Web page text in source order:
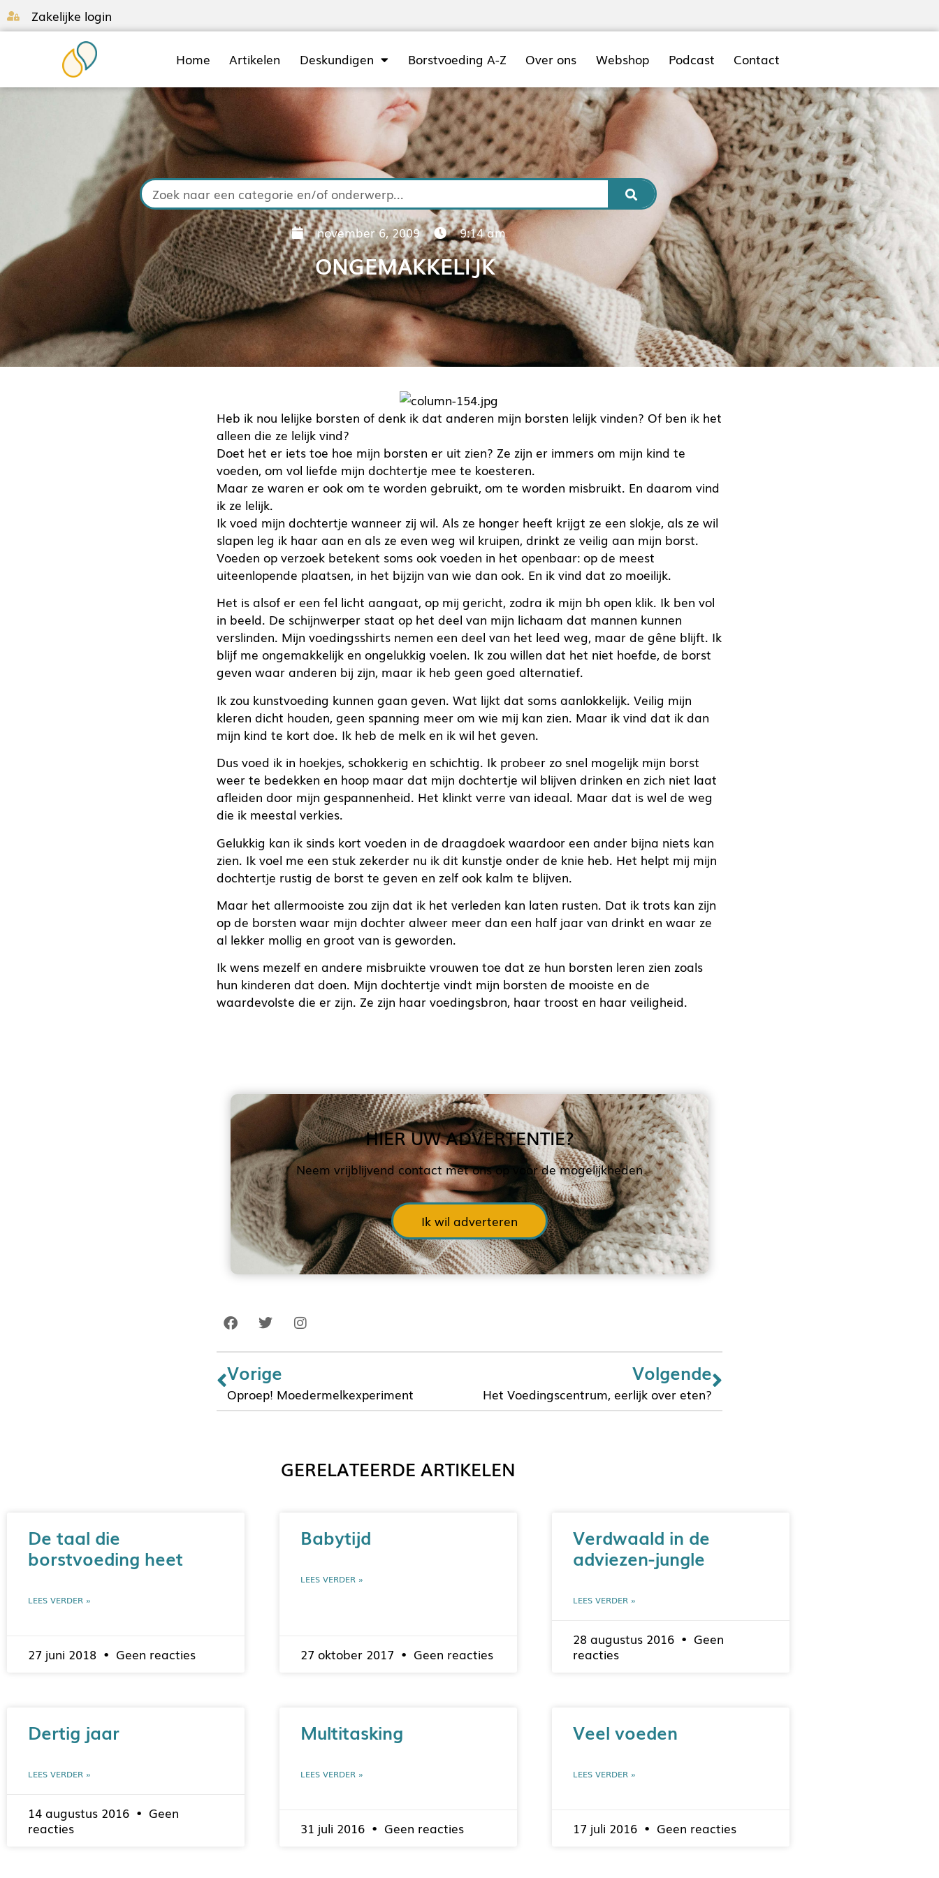
Zakelijke login
Home Artikelen Deskundigen Borstvoeding A-Z Over ons Webshop Podcast Contact
november 6, 2009 9:14 am
ONGEMAKKELIJK
Heb ik nou lelijke borsten of denk ik dat anderen mijn borsten lelijk vinden? Of ben ik het
alleen die ze lelijk vind?
Doet het er iets toe hoe mijn borsten er uit zien? Ze zijn er immers om mijn kind te
voeden, om vol liefde mijn dochtertje mee te koesteren.
Maar ze waren er ook om te worden gebruikt, om te worden misbruikt. En daarom vind
ik ze lelijk.
Ik voed mijn dochtertje wanneer zij wil. Als ze honger heeft krijgt ze een slokje, als ze wil
slapen leg ik haar aan en als ze even weg wil kruipen, drinkt ze veilig aan mijn borst.
Voeden op verzoek betekent soms ook voeden in het openbaar: op de meest
uiteenlopende plaatsen, in het bijzijn van wie dan ook. En ik vind dat zo moeilijk.
Het is alsof er een fel licht aangaat, op mij gericht, zodra ik mijn bh open klik. Ik ben vol
in beeld. De schijnwerper staat op het deel van mijn lichaam dat mannen kunnen
verslinden. Mijn voedingsshirts nemen een deel van het leed weg, maar de gêne blijft. Ik
blijf me ongemakkelijk en ongelukkig voelen. Ik zou willen dat het niet hoefde, de borst
geven waar anderen bij zijn, maar ik heb geen goed alternatief.
Ik zou kunstvoeding kunnen gaan geven. Wat lijkt dat soms aanlokkelijk. Veilig mijn
kleren dicht houden, geen spanning meer om wie mij kan zien. Maar ik vind dat ik dan
mijn kind te kort doe. Ik heb de melk en ik wil het geven.
Dus voed ik in hoekjes, schokkerig en schichtig. Ik probeer zo snel mogelijk mijn borst
weer te bedekken en hoop maar dat mijn dochtertje wil blijven drinken en zich niet laat
afleiden door mijn gespannenheid. Het klinkt verre van ideaal. Maar dat is wel de weg
die ik meestal verkies.
Gelukkig kan ik sinds kort voeden in de draagdoek waardoor een ander bijna niets kan
zien. Ik voel me een stuk zekerder nu ik dit kunstje onder de knie heb. Het helpt mij mijn
dochtertje rustig de borst te geven en zelf ook kalm te blijven.
Maar het allermooiste zou zijn dat ik het verleden kan laten rusten. Dat ik trots kan zijn
op de borsten waar mijn dochter alweer meer dan een half jaar van drinkt en waar ze
al lekker mollig en groot van is geworden.
Ik wens mezelf en andere misbruikte vrouwen toe dat ze hun borsten leren zien zoals
hun kinderen dat doen. Mijn dochtertje vindt mijn borsten de mooiste en de
waardevolste die er zijn. Ze zijn haar voedingsbron, haar troost en haar veiligheid.
HIER UW ADVERTENTIE?
Neem vrijblijvend contact met ons op voor de mogelijkheden
Ik wil adverteren
Vorige
Oproep! Moedermelkexperiment
Volgende
Het Voedingscentrum, eerlijk over eten?
GERELATEERDE ARTIKELEN
De taal die
borstvoeding heet
LEES VERDER »
27 juni 2018 Geen reacties
Babytijd
LEES VERDER »
27 oktober 2017 Geen reacties
Verdwaald in de
adviezen-jungle
LEES VERDER »
28 augustus 2016
Geen
reacties
Dertig jaar
LEES VERDER »
14 augustus 2016
Geen
reacties
Multitasking
LEES VERDER »
31 juli 2016 Geen reacties
Veel voeden
LEES VERDER »
17 juli 2016 Geen reacties